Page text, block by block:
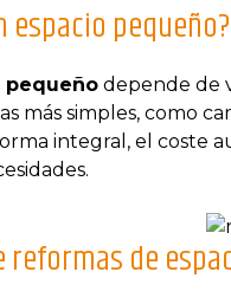
pequeño?
pequeño depende de
más simples, como
integral, el coste
de